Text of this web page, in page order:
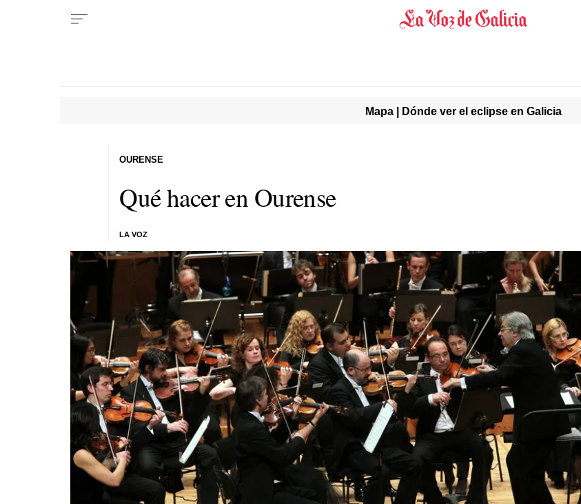
Mapa | Dónde ver el eclipse en Galicia
Qué hacer en Ourense
LA VOZ
OURENSE